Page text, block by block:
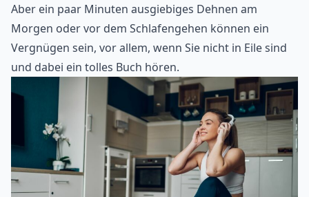
Aber ein paar Minuten ausgiebiges Dehnen am
Morgen oder vor dem Schlafengehen können ein
Vergnügen sein, vor allem, wenn Sie nicht in Eile sind
und dabei ein tolles Buch hören.